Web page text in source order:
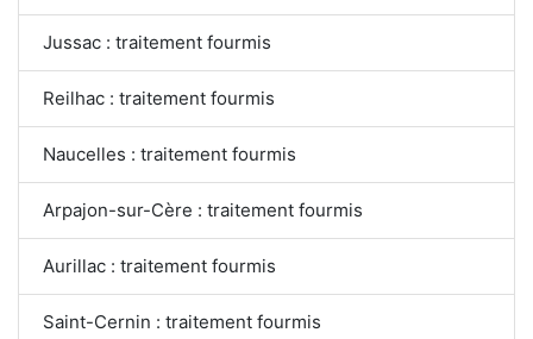
Jussac : traitement fourmis
Reilhac : traitement fourmis
Naucelles : traitement fourmis
Arpajon-sur-Cère : traitement fourmis
Aurillac : traitement fourmis
Saint-Cernin : traitement fourmis